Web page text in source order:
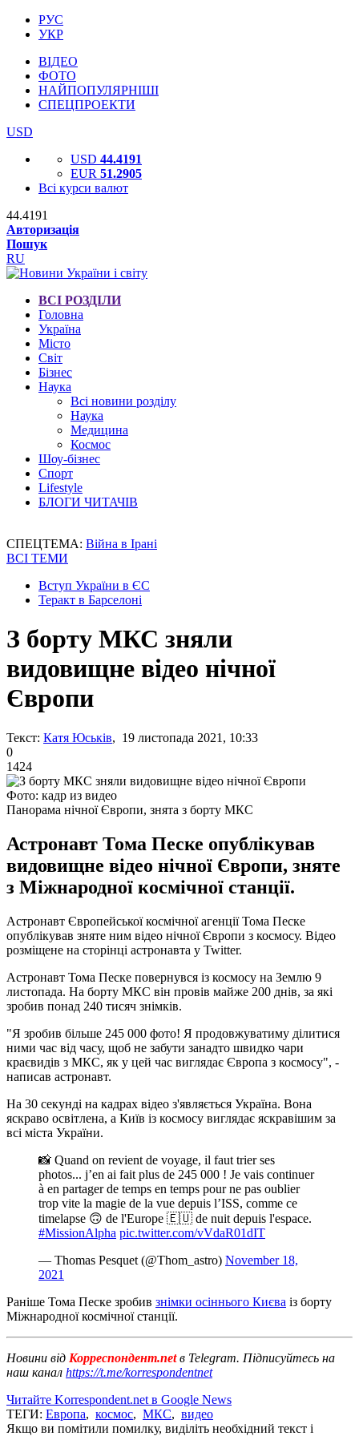
РУС
УКР
ВІДЕО
ФОТО
НАЙПОПУЛЯРНІШІ
СПЕЦПРОЕКТИ
USD
USD 44.4191
EUR 51.2905
Всі курси валют
44.4191
Авторизація
Пошук
RU
ВСІ РОЗДІЛИ
Головна
Україна
Місто
Світ
Бізнес
Наука
Всі новини розділу
Наука
Медицина
Космос
Шоу-бізнес
Спорт
Lifestyle
БЛОГИ ЧИТАЧІВ
СПЕЦТЕМА: Війна в Ірані
ВСІ ТЕМИ
Вступ України в ЄС
Теракт в Барселоні
З борту МКС зняли
видовищне відео нічної
Європи
Текст: Катя Юськів, 19 листопада 2021, 10:33
0
1424
Фото: кадр из видео
Панорама нічної Європи, знята з борту МКС
Астронавт Тома Песке опублікував
видовищне відео нічної Європи, зняте
з Міжнародної космічної станції.
Астронавт Європейської космічної агенції Тома Песке
опублікував зняте ним відео нічної Європи з космосу. Відео
розміщене на сторінці астронавта у Twitter.
Астронавт Тома Песке повернувся із космосу на Землю 9
листопада. На борту МКС він провів майже 200 днів, за які
зробив понад 240 тисяч знімків.
"Я зробив більше 245 000 фото! Я продовжуватиму ділитися
ними час від часу, щоб не забути занадто швидко чари
краєвидів з МКС, як у цей час виглядає Європа з космосу", -
написав астронавт.
На 30 секунді на кадрах відео з'являється Україна. Вона
яскраво освітлена, а Київ із космосу виглядає яскравішим за
всі міста України.
📸 Quand on revient de voyage, il faut trier ses
photos... j’en ai fait plus de 245 000 ! Je vais continuer
à en partager de temps en temps pour ne pas oublier
trop vite la magie de la vue depuis l’ISS, comme ce
timelapse 🙃 de l'Europe 🇪🇺 de nuit depuis l'espace.
#MissionAlpha pic.twitter.com/vVdaR01dIT
— Thomas Pesquet (@Thom_astro) November 18,
2021
Раніше Тома Песке зробив знімки осіннього Києва із борту
Міжнародної космічної станції.
Новини від Корреспондент.netв Telegram. Підписуйтесь на
наш канал https://t.me/korrespondentnet
Читайте Korrespondent.net в Google News
ТЕГИ: Европа, космос, МКС, видео
Якщо ви помітили помилку, виділіть необхідний текст і